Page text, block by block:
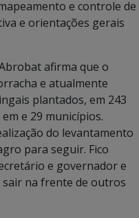
e controle de
e orientações gerais
afirma que o
e atualmente
plantados, em 243
e 29 municípios.
do levantamento
para seguir. Fico
e governador e
sair na frente de outros